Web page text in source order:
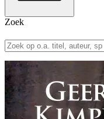
Zoek